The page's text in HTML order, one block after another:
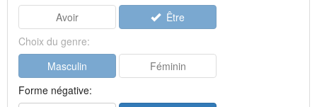
Avoir
Être
Choix du genre:
Masculin
Féminin
Forme négative: